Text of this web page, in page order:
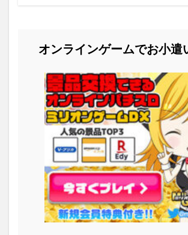
オンラインゲームでお小遣